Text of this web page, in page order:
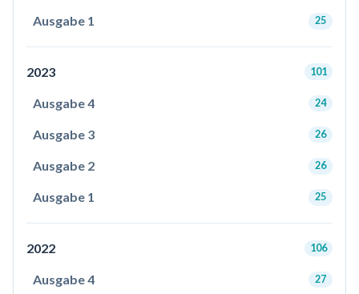
Ausgabe 1 25
2023 101
Ausgabe 4 24
Ausgabe 3 26
Ausgabe 2 26
Ausgabe 1 25
2022 106
Ausgabe 4 27